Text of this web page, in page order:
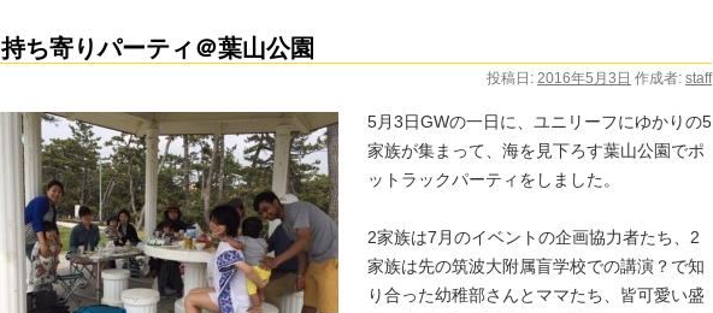
持ち寄りパーティ＠葉山公園
投稿日: 2016年5月3日 作成者: staff
5月3日GWの一日に、ユニリーフにゆかりの5
家族が集まって、海を見下ろす葉山公園でポ
ットラックパーティをしました。
2家族は7月のイベントの企画協力者たち、2
家族は先の筑波大附属盲学校での講演？で知
り合った幼稚部さんとママたち、皆可愛い盛